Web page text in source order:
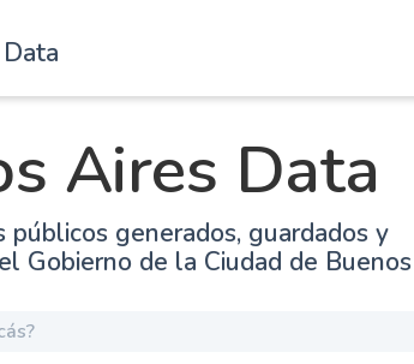
Aires Data
públicos generados, guardados y
Gobierno de la Ciudad de Buenos